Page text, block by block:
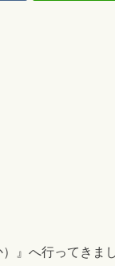
』へ行ってきま